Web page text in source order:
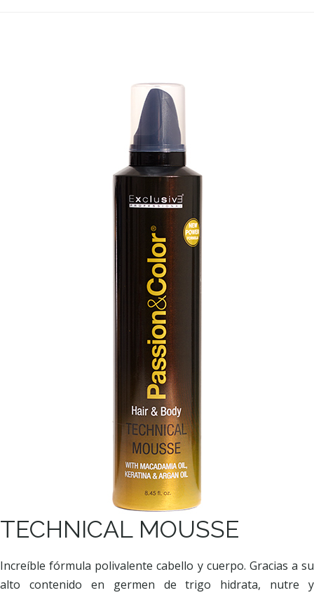
TECHNICAL MOUSSE
Increíble fórmula polivalente cabello y cuerpo. Gracias a su
alto contenido en germen de trigo hidrata, nutre y